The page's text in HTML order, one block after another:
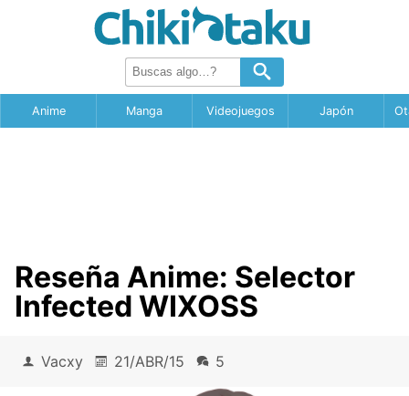
Anime Manga Videojuegos Japón
Reseña Anime: Selector
Infected WIXOSS
Vacxy 21/ABR/15 5